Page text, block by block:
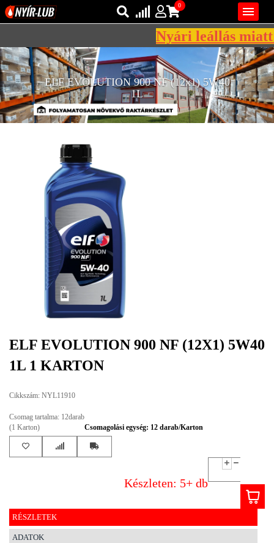
REGISZTRÁCIÓ
KENŐANYAGOK
NORMÁK
VISZKOZITÁSOK
ADALÉKOK
SPECIÁLIS
INFO
(HÉTFŐTŐL PÉNTEKIG 8-17H)
+36 70 674 0983
NYIRLUBKFT@GMAIL.COM
NYÍR-LUB KFT.:

Bejelentkezés
Regisztráció
0
AZ ÖN KOSARA ÜRES
Nyári leállás miatt
ELF EVOLUTION 900 NF (12x1) 5W40
1L
ELF EVOLUTION 900 NF (12X1) 5W40
1L 1 KARTON
Cikkszám: NYL11910
Csomag tartalma: 12darab
(1 Karton)
Csomagolási egység: 12 darab/Karton
Készleten: 5+ db
RÉSZLETEK
ADATOK